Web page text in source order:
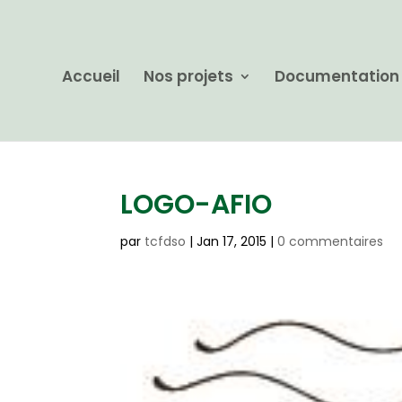
Accueil Nos projets Documentation
LOGO-AFIO
par tcfdso |Jan 17, 2015 |0 commentaires